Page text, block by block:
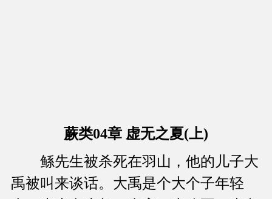
蕨类04章 虚无之夏(上)
鲧先生被杀死在羽山，他的儿子大
禹被叫来谈话。大禹是个大个子年轻